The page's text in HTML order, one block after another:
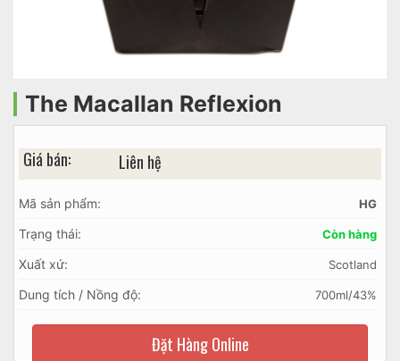
The Macallan Reflexion
Giá bán: Liên hệ
Mã sản phẩm: HG
Trạng thái: Còn hàng
Xuất xứ: Scotland
Dung tích / Nồng độ: 700ml/43%
Đặt Hàng Online